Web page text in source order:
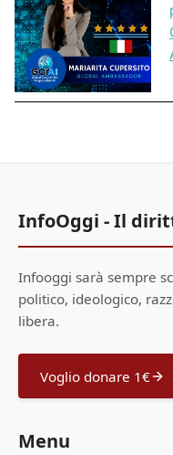
InfoOggi - Il
Infooggi sarà sempre
politico, ideologico,
libera.
Voglio donare 1€
Menu